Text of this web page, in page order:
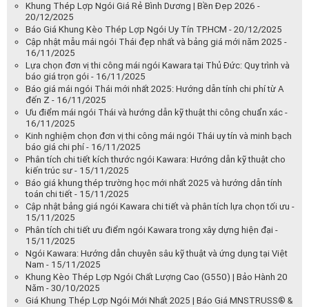
Khung Thép Lợp Ngói Giá Rẻ Bình Dương | Bền Đẹp 2026 -
20/12/2025
Báo Giá Khung Kèo Thép Lợp Ngói Uy Tín TP.HCM - 20/12/2025
Cập nhật mẫu mái ngói Thái đẹp nhất và bảng giá mới năm 2025 -
16/11/2025
Lựa chọn đơn vị thi công mái ngói Kawara tại Thủ Đức: Quy trình và
báo giá trọn gói - 16/11/2025
Báo giá mái ngói Thái mới nhất 2025: Hướng dẫn tính chi phí từ A
đến Z - 16/11/2025
Ưu điểm mái ngói Thái và hướng dẫn kỹ thuật thi công chuẩn xác -
16/11/2025
Kinh nghiệm chọn đơn vị thi công mái ngói Thái uy tín và minh bạch
báo giá chi phí - 16/11/2025
Phân tích chi tiết kích thước ngói Kawara: Hướng dẫn kỹ thuật cho
kiến trúc sư - 15/11/2025
Báo giá khung thép trường học mới nhất 2025 và hướng dẫn tính
toán chi tiết - 15/11/2025
Cập nhật bảng giá ngói Kawara chi tiết và phân tích lựa chọn tối ưu -
15/11/2025
Phân tích chi tiết ưu điểm ngói Kawara trong xây dựng hiện đại -
15/11/2025
Ngói Kawara: Hướng dẫn chuyên sâu kỹ thuật và ứng dụng tại Việt
Nam - 15/11/2025
Khung Kèo Thép Lợp Ngói Chất Lượng Cao (G550) | Bảo Hành 20
Năm - 30/10/2025
Giá Khung Thép Lợp Ngói Mới Nhất 2025 | Báo Giá MNSTRUSS® &